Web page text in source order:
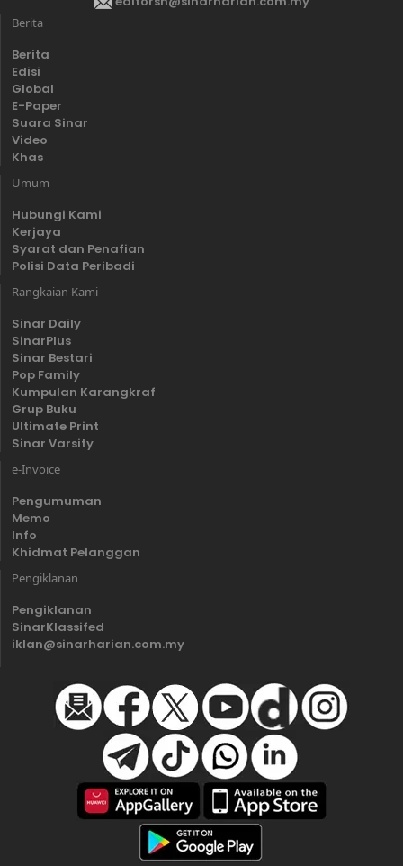
Berita
Berita
Edisi
Global
E-Paper
Suara Sinar
Video
Khas
Umum
Hubungi Kami
Kerjaya
Syarat dan Penafian
Polisi Data Peribadi
Rangkaian Kami
Sinar Daily
SinarPlus
Sinar Bestari
Pop Family
Kumpulan Karangkraf
Grup Buku
Ultimate Print
Sinar Varsity
e-Invoice
Pengumuman
Memo
Info
Khidmat Pelanggan
Pengiklanan
Pengiklanan
SinarKlassifed
iklan@sinarharian.com.my